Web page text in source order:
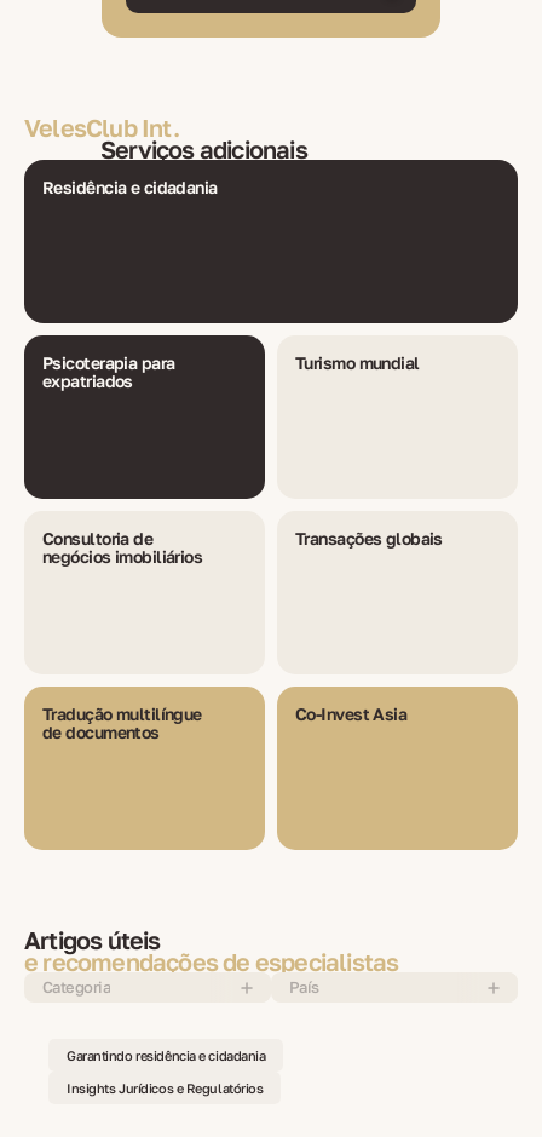
VelesClub Int.
Serviços adicionais
Residência e cidadania
Psicoterapia para
expatriados
Turismo mundial
Consultoria de
negócios imobiliários
Transações globais
Tradução multilíngue
de documentos
Co-Invest Asia
Artigos úteis
e recomendações de especialistas
Categoria País
Garantindo residência e cidadania
Insights Jurídicos e Regulatórios